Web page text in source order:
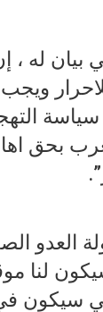
له ،
ويجب
بحق
العدو
لنا
سيكون